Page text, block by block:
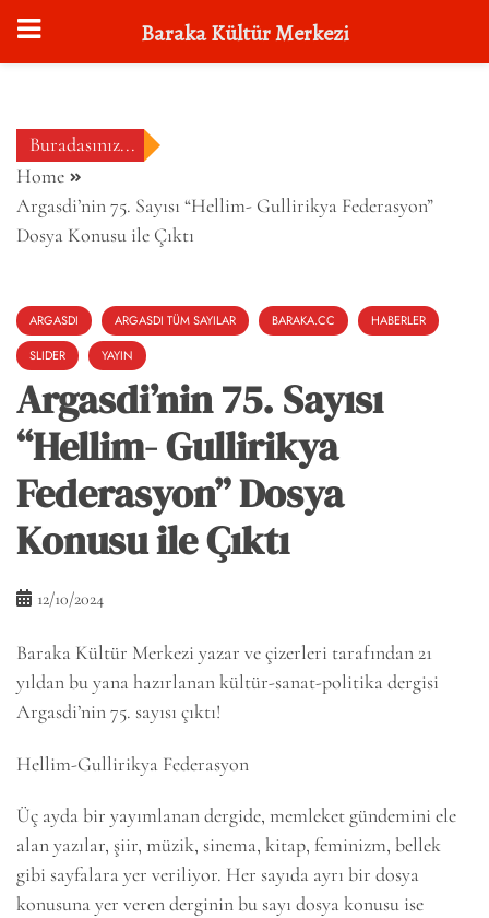
contentBuradasınız...
Home
Argasdi’nin 75. Sayısı “Hellim- Gullirikya Federasyon”
Dosya Konusu ile Çıktı
ARGASDI ARGASDI TÜM SAYILAR BARAKA.CC
HABERLER
SLIDER
YAYIN
Argasdi’nin 75. Sayısı
“Hellim- Gullirikya
Federasyon” Dosya
Konusu ile Çıktı
12/10/2024
Baraka Kültür Merkezi yazar ve çizerleri tarafından 21
yıldan bu yana hazırlanan kültür-sanat-politika dergisi
Argasdi’nin 75. sayısı çıktı!
Hellim-Gullirikya Federasyon
Üç ayda bir yayımlanan dergide, memleket gündemini ele
alan yazılar, şiir, müzik, sinema, kitap, feminizm, bellek
gibi sayfalara yer veriliyor. Her sayıda ayrı bir dosya
konusuna yer veren derginin bu sayı dosya konusu ise
Baraka Kültür Merkezi